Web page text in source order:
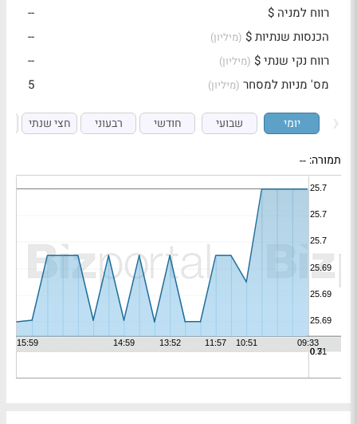
רווח למניה $
--
הכנסות שנתיות $ (מיליון)
--
רווח נקי שנתי $ (מיליון)
--
מס' מניות למסחר (מיליון) 5
יומי שבועי חודשי רבעוני חצי שנתי
תמורה: --